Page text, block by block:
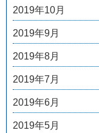
2019年10月
2019年9月
2019年8月
2019年7月
2019年6月
2019年5月